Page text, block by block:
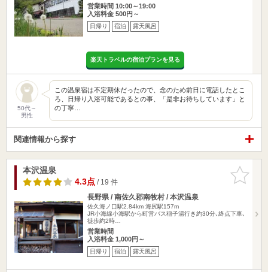
営業時間 10:00～19:00
入浴料金 500円～
日帰り 宿泊 露天風呂
楽天トラベルの宿泊プランを見る
50代～
男性
この温泉宿は不定期休だったので、念のため前日に電話したとこ
ろ、日帰り入浴可能であるとの事、「是非お待ちしています」と
の丁寧…
関連情報から探す
お気に入
りに追加
本沢温泉
4.3点/ 19 件
長野県 / 南佐久郡南牧村 / 本沢温泉
佐久海ノ口駅2.84km 海尻駅157m
JR小海線小海駅から町営バス稲子湯行き約30分､終点下車､
徒歩約2時…
営業時間
入浴料金 1,000円～
日帰り 宿泊 露天風呂